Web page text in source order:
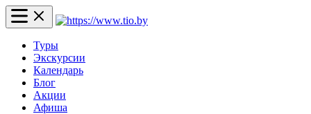
Туры
Экскурсии
Календарь
Блог
Акции
Афиша